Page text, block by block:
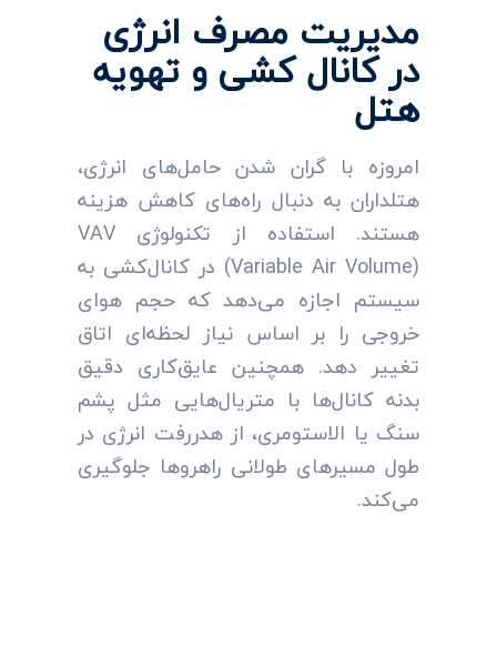
مدیریت مصرف انرژی
در کانال کشی و تهویه
هتل
امروزه با گران شدن حامل‌های انرژی،
هتلداران به دنبال راه‌های کاهش هزینه
هستند. استفاده از تکنولوژی VAV
(Variable Air Volume) در کانال‌کشی به
سیستم اجازه می‌دهد که حجم هوای
خروجی را بر اساس نیاز لحظه‌ای اتاق
تغییر دهد. همچنین عایق‌کاری دقیق
بدنه کانال‌ها با متریال‌هایی مثل پشم
سنگ یا الاستومری، از هدررفت انرژی در
طول مسیرهای طولانی راهروها جلوگیری
می‌کند.